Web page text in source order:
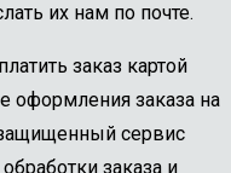
их нам по почте.
заказ картой
оформления заказа на
сервис
заказа и